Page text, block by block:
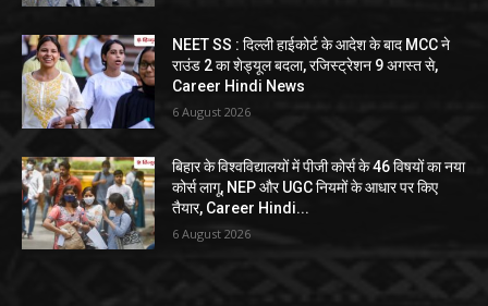
NEET SS : दिल्ली हाईकोर्ट के आदेश के बाद MCC ने
राउंड 2 का शेड्यूल बदला, रजिस्ट्रेशन 9 अगस्त से,
Career Hindi News
6 August 2026
बिहार के विश्वविद्यालयों में पीजी कोर्स के 46 विषयों का नया
कोर्स लागू, NEP और UGC नियमों के आधार पर किए
तैयार, Career Hindi...
6 August 2026